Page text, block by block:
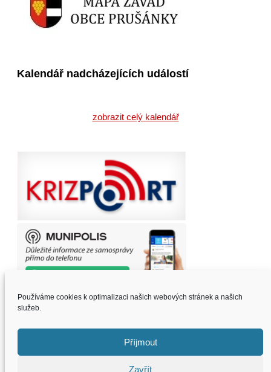
Používáme cookies k optimalizaci našich webových stránek a našich
služeb.
Příjmout
Zavřít
Kalendář nadcházejících událostí
zobrazit celý kalendář
© Obec Prušánky 2015 - 2023
MENU
OBEC PRUŠÁNKY